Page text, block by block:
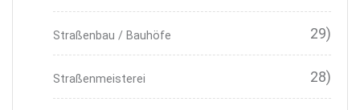
Straßenbau / Bauhöfe 29)
Straßenmeisterei 28)